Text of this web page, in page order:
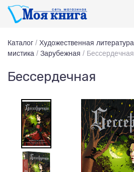
Каталог / Художественная литература
мистика / Зарубежная / Бессердечная
Бессердечная